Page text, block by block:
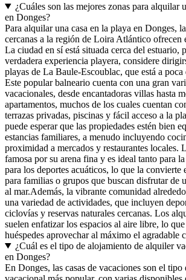
¿Cuáles son las mejores zonas para alquilar
en Donges?
Para alquilar una casa en la playa en Donges,
cercanas a la región de Loira Atlántico ofrecen
La ciudad en sí está situada cerca del estuario,
verdadera experiencia playera, considere
playas de La Baule-Escoublac, que está a poca
Este popular balneario cuenta con una gran
vacacionales, desde encantadoras villas hasta
apartamentos, muchos de los cuales cuentan
terrazas privadas, piscinas y fácil acceso a la
puede esperar que las propiedades estén bien
estancias familiares, a menudo incluyendo
proximidad a mercados y restaurantes locales.
famosa por su arena fina y es ideal tanto para
para los deportes acuáticos, lo que la convierte
para familias o grupos que buscan disfrutar de
al mar.Además, la vibrante comunidad
una variedad de actividades, que incluyen
ciclovías y reservas naturales cercanas. Los
suelen enfatizar los espacios al aire libre, lo
huéspedes aprovechar al máximo el agradable
¿Cuál es el tipo de alojamiento de alquiler
en Donges?
En Donges, las casas de vacaciones son el tipo